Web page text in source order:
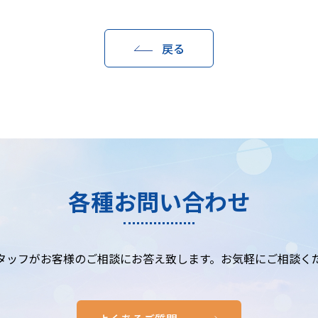
戻る
各種お問い合わせ
ッフがお客様のご相談にお答え致します。お気軽にご相談く